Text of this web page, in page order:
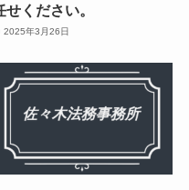
せください。
2025年3月26日